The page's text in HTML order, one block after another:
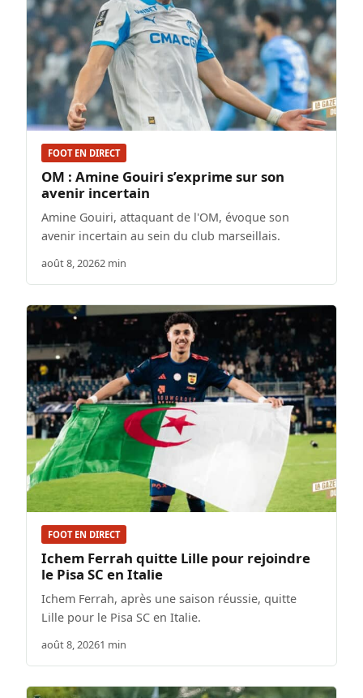
FOOT EN DIRECT
OM : Amine Gouiri s’exprime sur son
avenir incertain
Amine Gouiri, attaquant de l'OM, évoque son
avenir incertain au sein du club marseillais.
août 8, 20262 min
FOOT EN DIRECT
Ichem Ferrah quitte Lille pour rejoindre
le Pisa SC en Italie
Ichem Ferrah, après une saison réussie, quitte
Lille pour le Pisa SC en Italie.
août 8, 20261 min